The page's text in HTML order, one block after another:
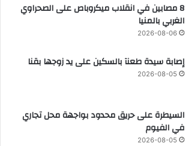
8 مصابين في انقلاب ميكروباص على الصحراوي
الغربي بالمنيا
2026-08-06
إصابة سيدة طعنآ بالسكين على يد زوجها بقنا
2026-08-05
السيطرة على حريق محدود بواجهة محل تجاري
في الفيوم
2026-08-05